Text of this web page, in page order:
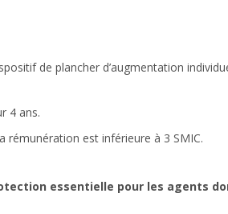
de plancher d’augmentation
4 ans.
rémunération est inférieure à 3 SMIC.
essentielle pour les agents